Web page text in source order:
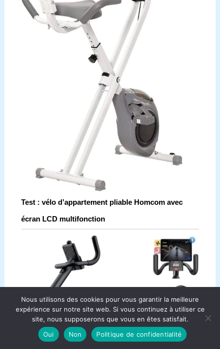
Test : vélo d’appartement pliable Homcom avec
écran LCD multifonction
Nous utilisons des cookies pour vous garantir la meilleure
expérience sur notre site web. Si vous continuez à utiliser ce
site, nous supposerons que vous en êtes satisfait.
Oui
Non Politique de confidentialité